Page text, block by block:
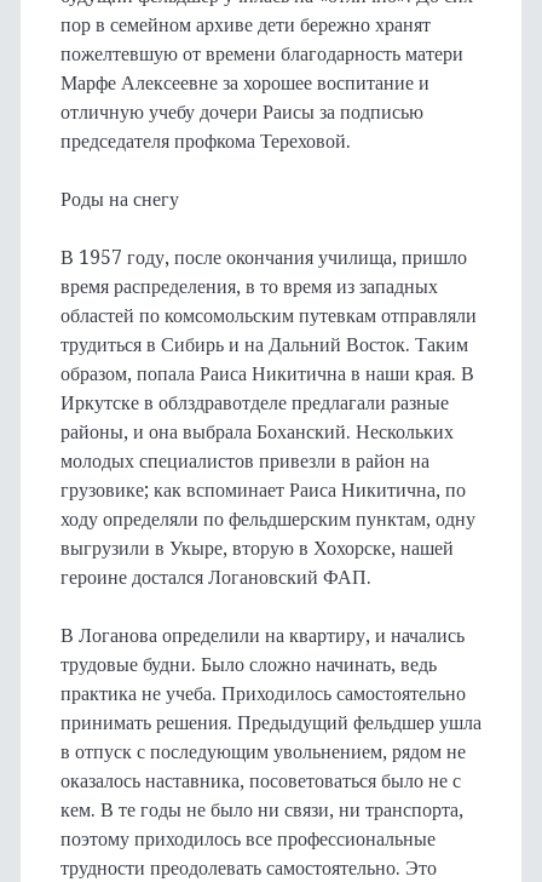
пор в семейном архиве дети бережно хранят
пожелтевшую от времени благодарность матери
Марфе Алексеевне за хорошее воспитание и
отличную учебу дочери Раисы за подписью
председателя профкома Тереховой.
Роды на снегу
В 1957 году, после окончания училища, пришло
время распределения, в то время из западных
областей по комсомольским путевкам отправляли
трудиться в Сибирь и на Дальний Восток. Таким
образом, попала Раиса Никитична в наши края. В
Иркутске в облздравотделе предлагали разные
районы, и она выбрала Боханский. Нескольких
молодых специалистов привезли в район на
грузовике; как вспоминает Раиса Никитична, по
ходу определяли по фельдшерским пунктам, одну
выгрузили в Укыре, вторую в Хохорске, нашей
героине достался Логановский ФАП.
В Логанова определили на квартиру, и начались
трудовые будни. Было сложно начинать, ведь
практика не учеба. Приходилось самостоятельно
принимать решения. Предыдущий фельдшер ушла
в отпуск с последующим увольнением, рядом не
оказалось наставника, посоветоваться было не с
кем. В те годы не было ни связи, ни транспорта,
поэтому приходилось все профессиональные
трудности преодолевать самостоятельно. Это